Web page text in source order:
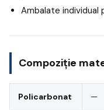
Ambalate
Compoziție
Policarbonat —